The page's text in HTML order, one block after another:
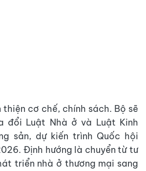
cơ chế, chính sách. Bộ sẽ
đổi Luật Nhà ở và Luật Kinh
sản, dự kiến trình Quốc hội
Định hướng là chuyển từ tư
triển nhà ở thương mại sang